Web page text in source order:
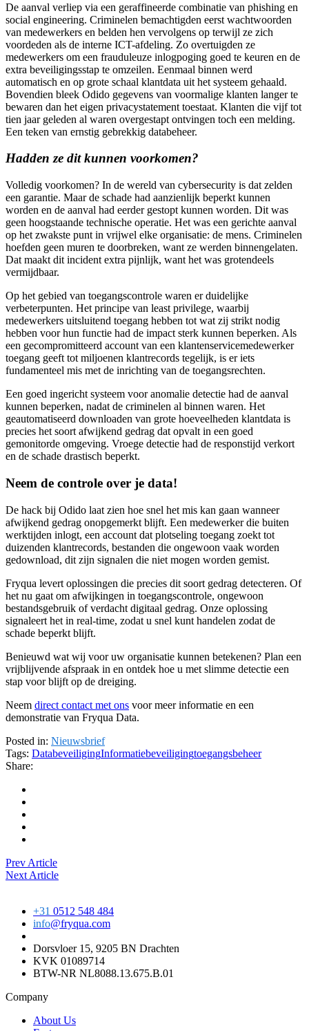
De aanval verliep via een geraffineerde combinatie van phishing en
social engineering. Criminelen bemachtigden eerst wachtwoorden
van medewerkers en belden hen vervolgens op terwijl ze zich
voordeden als de interne ICT-afdeling. Zo overtuigden ze
medewerkers om een frauduleuze inlogpoging goed te keuren en de
extra beveiligingsstap te omzeilen. Eenmaal binnen werd
automatisch en op grote schaal klantdata uit het systeem gehaald.
Bovendien bleek Odido gegevens van voormalige klanten langer te
bewaren dan het eigen privacystatement toestaat. Klanten die vijf tot
tien jaar geleden al waren overgestapt ontvingen toch een melding.
Een teken van ernstig gebrekkig databeheer.
Hadden ze dit kunnen voorkomen?
Volledig voorkomen? In de wereld van cybersecurity is dat zelden
een garantie. Maar de schade had aanzienlijk beperkt kunnen
worden en de aanval had eerder gestopt kunnen worden. Dit was
geen hoogstaande technische operatie. Het was een gerichte aanval
op het zwakste punt in vrijwel elke organisatie: de mens. Criminelen
hoefden geen muren te doorbreken, want ze werden binnengelaten.
Dat maakt dit incident extra pijnlijk, want het was grotendeels
vermijdbaar.
Op het gebied van toegangscontrole waren er duidelijke
verbeterpunten. Het principe van least privilege, waarbij
medewerkers uitsluitend toegang hebben tot wat zij strikt nodig
hebben voor hun functie had de impact sterk kunnen beperken. Als
een gecompromitteerd account van een klantenservicemedewerker
toegang geeft tot miljoenen klantrecords tegelijk, is er iets
fundamenteel mis met de inrichting van de toegangsrechten.
Een goed ingericht systeem voor anomalie detectie had de aanval
kunnen beperken, nadat de criminelen al binnen waren. Het
geautomatiseerd downloaden van grote hoeveelheden klantdata is
precies het soort afwijkend gedrag dat opvalt in een goed
gemonitorde omgeving. Vroege detectie had de responstijd verkort
en de schade drastisch beperkt.
Neem de controle over je data!
De hack bij Odido laat zien hoe snel het mis kan gaan wanneer
afwijkend gedrag onopgemerkt blijft. Een medewerker die buiten
werktijden inlogt, een account dat plotseling toegang zoekt tot
duizenden klantrecords, bestanden die ongewoon vaak worden
gedownload, dit zijn signalen die niet mogen worden gemist.
Fryqua levert oplossingen die precies dit soort gedrag detecteren. Of
het nu gaat om afwijkingen in toegangscontrole, ongewoon
bestandsgebruik of verdacht digitaal gedrag. Onze oplossing
signaleert het in real-time, zodat u snel kunt handelen zodat de
schade beperkt blijft.
Benieuwd wat wij voor uw organisatie kunnen betekenen? Plan een
vrijblijvende afspraak in en ontdek hoe u met slimme detectie een
stap voor blijft op de dreiging.
Neem direct contact met ons voor meer informatie en een
demonstratie van Fryqua Data.
Posted in: Nieuwsbrief
Tags: DatabeveiligingInformatiebeveiligingtoegangsbeheer
Share:
Prev Article
Next Article
+31 0512 548 484
info@fryqua.com
Dorsvloer 15, 9205 BN Drachten
KVK 01089714
BTW-NR NL8088.13.675.B.01
Company
About Us